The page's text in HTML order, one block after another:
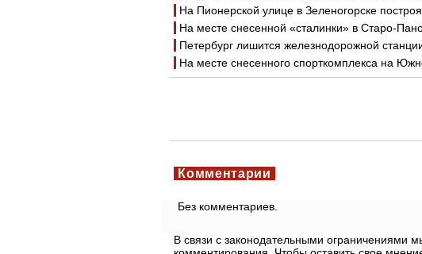
На Пионерской улице в Зеленогорске
На месте снесенной «сталинки» в Старо-
Петербург лишится железнодорожной
На месте снесенного спорткомплекса на
Комментарии
Без комментариев.
В связи с законодательными ограничениями